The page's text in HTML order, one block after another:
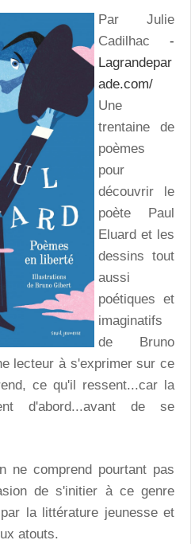
Par Julie
Cadilhac -
Lagrandepar
ade.com/
Une
trentaine de
poèmes
pour
découvrir le
poète Paul
Eluard et les
dessins tout
aussi
poétiques et
imaginatifs
de Bruno
lecteur à s'exprimer sur ce
ce qu'il ressent...car la
d'abord...avant de se
ne comprend pourtant pas
de s'initier à ce genre
la littérature jeunesse et
atouts.